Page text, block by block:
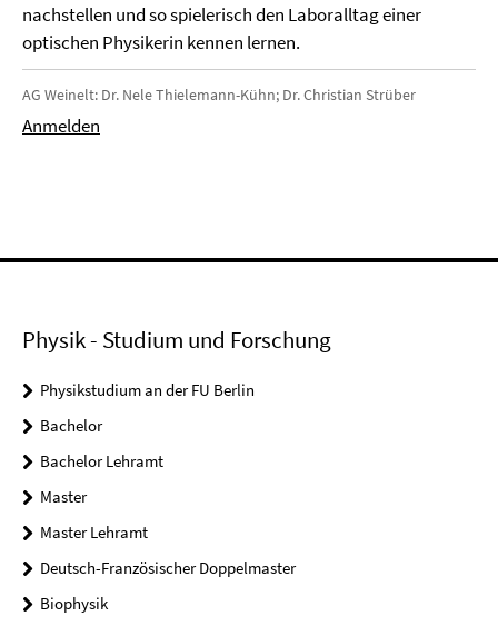
nachstellen und so spielerisch den Laboralltag einer
optischen Physikerin kennen lernen.
AG Weinelt: Dr. Nele Thielemann-Kühn; Dr. Christian Strüber
Anmelden
Physik - Studium und Forschung
Physikstudium an der FU Berlin
Bachelor
Bachelor Lehramt
Master
Master Lehramt
Deutsch-Französischer Doppelmaster
Biophysik